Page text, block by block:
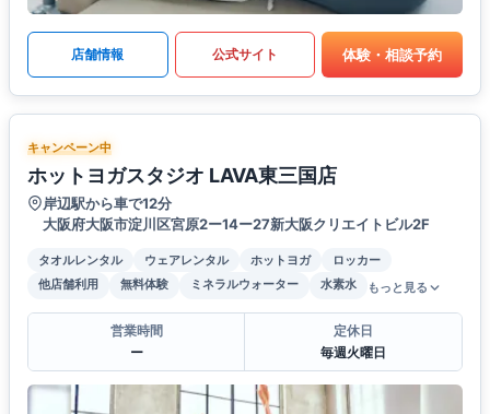
店舗情報 公式サイト 体験・相談予約
キャンペーン中
ホットヨガスタジオ LAVA東三国店
岸辺駅から車で12分
大阪府大阪市淀川区宮原2ー14ー27新大阪クリエイトビル2F
タオルレンタル ウェアレンタル ホットヨガ
ロッカー
他店舗利用
無料体験 ミネラルウォーター 水素水 もっと見る
営業時間
ー
定休日
毎週火曜日